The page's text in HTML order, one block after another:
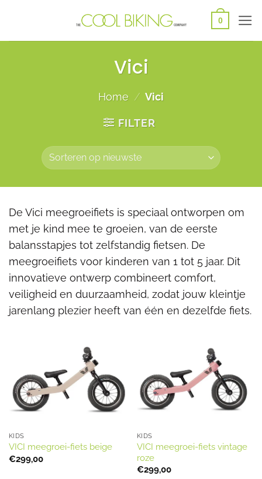
inhoud
0
Vici
Home / Vici
FILTER
De Vici meegroeifiets is speciaal ontworpen om
met je kind mee te groeien, van de eerste
balansstapjes tot zelfstandig fietsen. De
meegroeifiets voor kinderen van 1 tot 5 jaar. Dit
innovatieve ontwerp combineert comfort,
veiligheid en duurzaamheid, zodat jouw kleintje
jarenlang plezier heeft van één en dezelfde fiets.
KIDS
VICI meegroei-fiets beige
€299,00
KIDS
VICI meegroei-fiets vintage
roze
€299,00